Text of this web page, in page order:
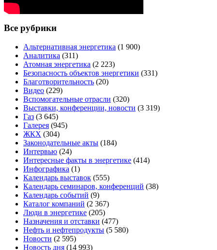
Все рубрики
Альтернативная энергетика (1 900)
Аналитика (311)
Атомная энергетика (2 223)
Безопасность объектов энергетики (331)
Благотворительность (20)
Видео (229)
Вспомогательные отрасли (320)
Выставки, конференции, новости (3 319)
Газ (3 645)
Галерея (945)
ЖКХ (304)
Законодательные акты (184)
Интервью (24)
Интересные факты в энергетике (414)
Инфографика (1)
Календарь выставок (555)
Календарь семинаров, конференций (38)
Календарь событий (9)
Каталог компаний (2 367)
Люди в энергетике (205)
Назначения и отставки (477)
Нефть и нефтепродукты (5 580)
Новости (2 595)
Новость дня (14 993)